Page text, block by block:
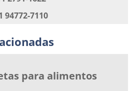
ETIQUETAS
94772-7110
para alimentos